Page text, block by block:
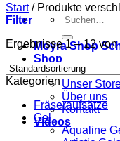
Suchen
nach:
Moyra Shop
Shop
Über uns
Unser
Über uns
Kontakt
Videos
Start /Produkte
Filter
Ergebnisse 1 – 12
Kategorien
Fräseraufsätze
Gel
Aqualine